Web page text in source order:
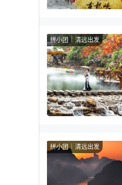
拼小团 清远出发
拼小团 清远出发